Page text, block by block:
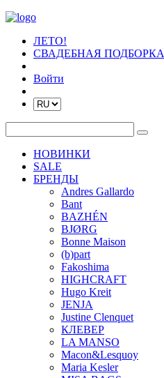
ЛЕТО!
СВАДЕБНАЯ ПОДБОРКА
Войти
НОВИНКИ
SALE
БРЕНДЫ
Andres Gallardo
Bant
BAZHÉN
BJØRG
Bonne Maison
(b)part
Fakoshima
HIGHCRAFT
Hugo Kreit
JENJA
Justine Clenquet
КЛЕВЕР
LA MANSO
Macon&Lesquoy
Maria Kesler